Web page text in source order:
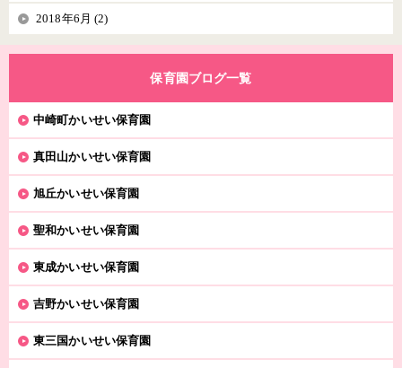
2018年6月 (2)
保育園ブログ一覧
中崎町かいせい保育園
真田山かいせい保育園
旭丘かいせい保育園
聖和かいせい保育園
東成かいせい保育園
吉野かいせい保育園
東三国かいせい保育園